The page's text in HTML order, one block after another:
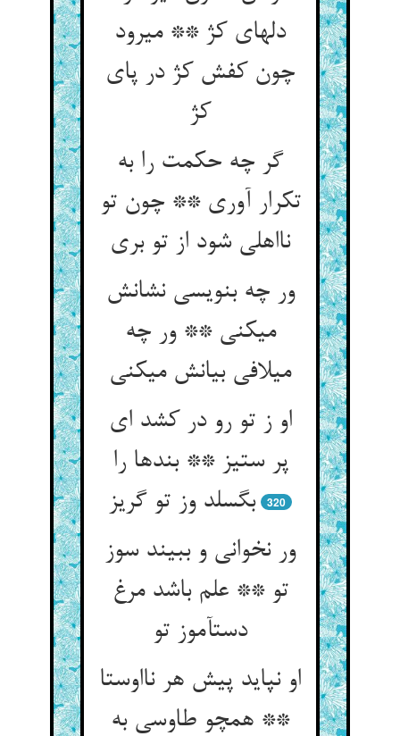
دلهای کژ ** می‏رود
چون کفش کژ در پای
کژ
گر چه حکمت را به
تکرار آوری ** چون تو
نااهلی شود از تو بری‏
ور چه بنویسی نشانش
می‏کنی ** ور چه
می‏لافی بیانش می‏کنی‏
او ز تو رو در کشد ای
پر ستیز ** بندها را
بگسلد وز تو گریز
320
ور نخوانی و ببیند سوز
تو ** علم باشد مرغ
دست‏آموز تو
او نپاید پیش هر نااوستا
** همچو طاوسی به